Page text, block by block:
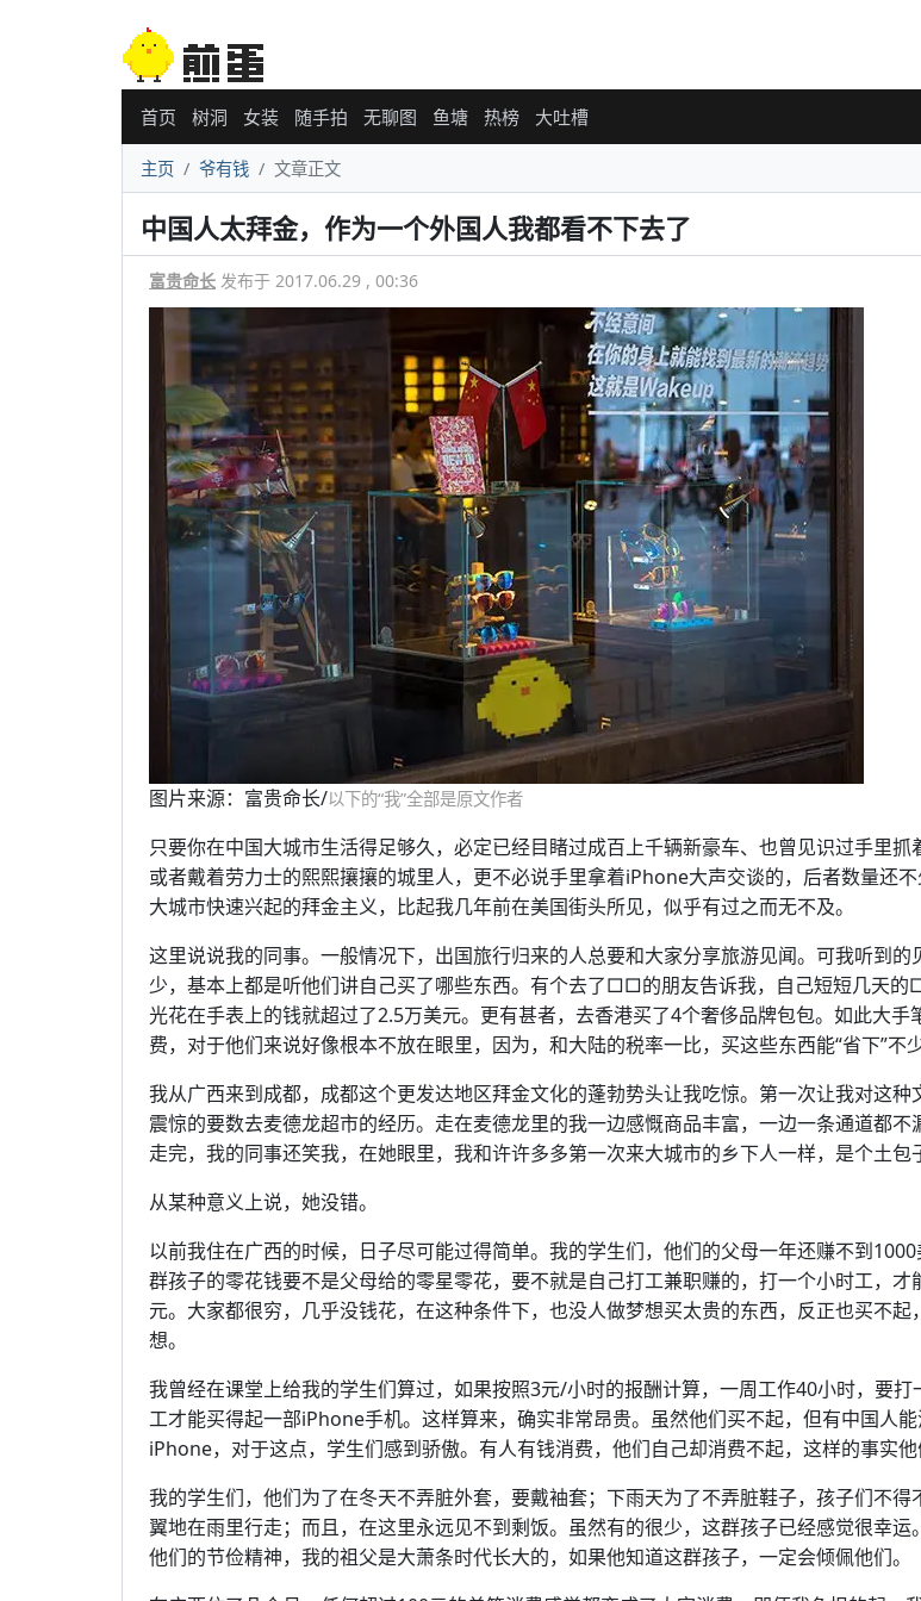
首页 树洞 女装 随手拍 无聊图 鱼塘 热榜 大吐槽
主页 爷有钱 文章正文
中国人太拜金，作为一个外国人我都看不下去了
富贵命长 发布于 2017.06.29 , 00:36
图片来源：富贵命长/以下的“我”全部是原文作者
只要你在中国大城市生活得足够久，必定已经目睹过成百上千辆新豪车、也曾见识过手里抓
或者戴着劳力士的熙熙攘攘的城里人，更不必说手里拿着iPhone大声交谈的，后者数量还
大城市快速兴起的拜金主义，比起我几年前在美国街头所见，似乎有过之而无不及。
这里说说我的同事。一般情况下，出国旅行归来的人总要和大家分享旅游见闻。可我听到的
少，基本上都是听他们讲自己买了哪些东西。有个去了□□的朋友告诉我，自己短短几天的
光花在手表上的钱就超过了2.5万美元。更有甚者，去香港买了4个奢侈品牌包包。如此大手
费，对于他们来说好像根本不放在眼里，因为，和大陆的税率一比，买这些东西能“省下”不少
我从广西来到成都，成都这个更发达地区拜金文化的蓬勃势头让我吃惊。第一次让我对这种
震惊的要数去麦德龙超市的经历。走在麦德龙里的我一边感慨商品丰富，一边一条通道都不
走完，我的同事还笑我，在她眼里，我和许许多多第一次来大城市的乡下人一样，是个土包
从某种意义上说，她没错。
以前我住在广西的时候，日子尽可能过得简单。我的学生们，他们的父母一年还赚不到
群孩子的零花钱要不是父母给的零星零花，要不就是自己打工兼职赚的，打一个小时工，才
元。大家都很穷，几乎没钱花，在这种条件下，也没人做梦想买太贵的东西，反正也买不起
想。
我曾经在课堂上给我的学生们算过，如果按照3元/小时的报酬计算，一周工作40小时，要打
工才能买得起一部iPhone手机。这样算来，确实非常昂贵。虽然他们买不起，但有中国人
iPhone，对于这点，学生们感到骄傲。有人有钱消费，他们自己却消费不起，这样的事实他
我的学生们，他们为了在冬天不弄脏外套，要戴袖套；下雨天为了不弄脏鞋子，孩子们不得
翼地在雨里行走；而且，在这里永远见不到剩饭。虽然有的很少，这群孩子已经感觉很幸运
他们的节俭精神，我的祖父是大萧条时代长大的，如果他知道这群孩子，一定会倾佩他们。